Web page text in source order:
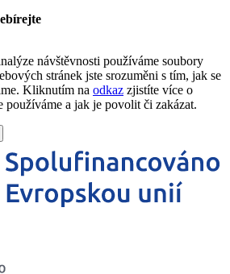
návštěvnosti používáme soubory
stránek jste srozuměni s tím, jak se
Kliknutím na odkaz zjistíte více o
používáme a jak je povolit či zakázat.